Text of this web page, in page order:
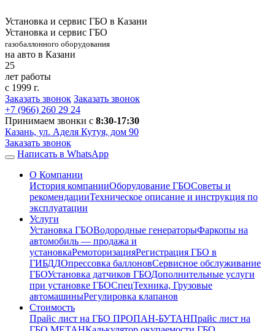
Установка и сервис ГБО в Казани
Установка и сервис ГБО
газобаллонного оборудования
на авто в Казани
25
лет работы
с 1999 г.
Заказать звонок Заказать звонок
+7 (966) 260 29 24
Принимаем звонки с 8:30-17:30
Казань, ул. Аделя Кутуя, дом 90
Заказать звонок
Написать в WhatsApp
О Компании
История компанииОборудование ГБОСоветы и
рекомендацииТехническое описание и инструкция по
эксплуатации
Услуги
Установка ГБОВодородные генераторыФаркопы на
автомобиль — продажа и
установкаРемоторизацияРегистрация ГБО в
ГИБДДОпрессовка баллоновСервисное обслуживание
ГБОУстановка датчиков ГБОДополнительные услуги
при установке ГБОСпецТехника, Грузовые
автомашиныРегулировка клапанов
Стоимость
Прайс лист на ГБО ПРОПАН-БУТАНПрайс лист на